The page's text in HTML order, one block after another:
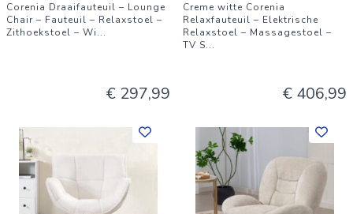
Corenia Draaifauteuil – Lounge
Chair – Fauteuil – Relaxstoel –
Zithoekstoel – Wi...
€ 297,99
Creme witte Corenia
Relaxfauteuil – Elektrische
Relaxstoel – Massagestoel –
TV S...
€ 406,99